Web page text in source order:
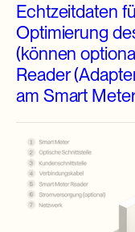
Echtzeitdaten
Optimierung
(können
Reader
am Smart